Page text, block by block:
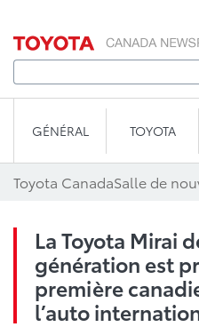
GÉNÉRAL TOYOTA
Toyota CanadaSalle de
La Toyota Mirai
génération est
première
l’auto